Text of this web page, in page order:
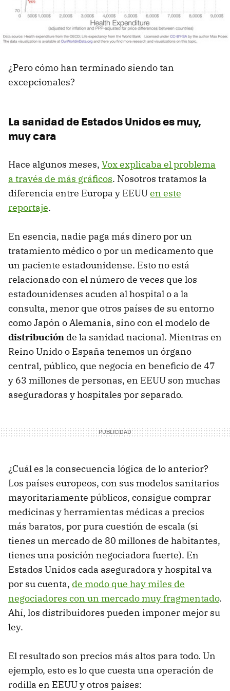
¿Pero cómo han terminado siendo tan
excepcionales?
La sanidad de Estados Unidos es muy,
muy cara
Hace algunos meses, Vox explicaba el problema
a través de más gráficos. Nosotros tratamos la
diferencia entre Europa y EEUUen este
reportaje.
En esencia, nadie paga más dinero por un
tratamiento médico o por un medicamento que
un paciente estadounidense. Esto no está
relacionado con el número de veces que los
estadounidenses acuden al hospital o a la
consulta, menor que otros países de su entorno
como Japón o Alemania, sino con el modelo de
distribución de la sanidad nacional. Mientras en
Reino Unido o España tenemos un órgano
central, público, que negocia en beneficio de 47
y 63 millones de personas, en EEUU son muchas
aseguradoras y hospitales por separado.
¿Cuál es la consecuencia lógica de lo anterior?
Los países europeos, con sus modelos sanitarios
mayoritariamente públicos, consigue comprar
medicinas y herramientas médicas a precios
más baratos, por pura cuestión de escala (si
tienes un mercado de 80 millones de habitantes,
tienes una posición negociadora fuerte). En
Estados Unidos cada aseguradora y hospital va
por su cuenta, de modo que hay miles de
negociadores con un mercado muy fragmentado.
Ahí, los distribuidores pueden imponer mejor su
ley.
El resultado son precios más altos para todo. Un
ejemplo, esto es lo que cuesta una operación de
rodilla en EEUU y otros países: